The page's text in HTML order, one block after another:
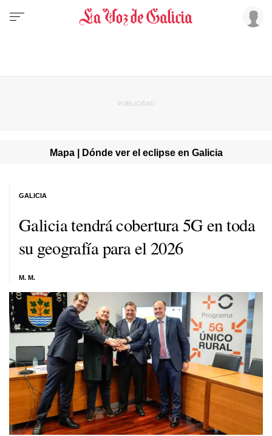
Mapa | Dónde ver el eclipse en Galicia
Galicia tendrá cobertura 5G en toda
su geografía para el 2026
M. M.
GALICIA